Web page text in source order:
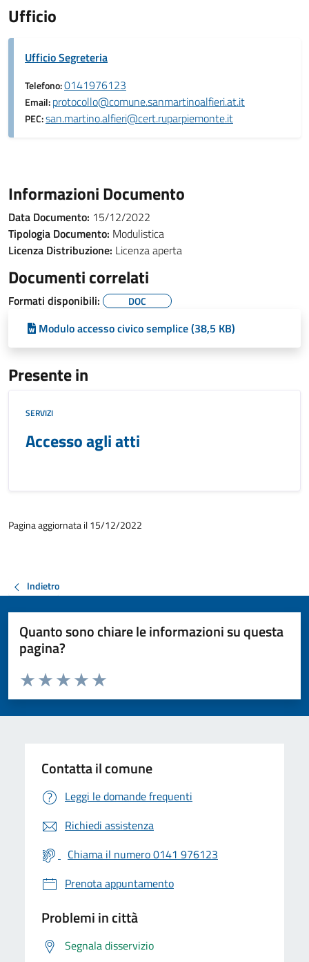
Ufficio
Ufficio Segreteria
Telefono:0141976123
Email:protocollo@comune.sanmartinoalfieri.at.it
PEC:san.martino.alfieri@cert.ruparpiemonte.it
Informazioni Documento
Data Documento: 15/12/2022
Tipologia Documento: Modulistica
Licenza Distribuzione: Licenza aperta
Documenti correlati
Formati disponibili: DOC
Modulo accesso civico semplice (38,5 KB)
Presente in
SERVIZI
Accesso agli atti
Pagina aggiornata il 15/12/2022
Indietro
Quanto sono chiare le informazioni su questa
pagina?
Valuta da 1 a 5 stelle la pagina
Valuta 5 stelle su 5
Valuta 4 stelle su 5
Valuta 3 stelle su 5
Valuta 2 stelle su 5
Valuta 1 stelle su 5
Contatta il comune
Leggi le domande frequenti
Richiedi assistenza
Chiama il numero 0141 976123
Prenota appuntamento
Problemi in città
Segnala disservizio